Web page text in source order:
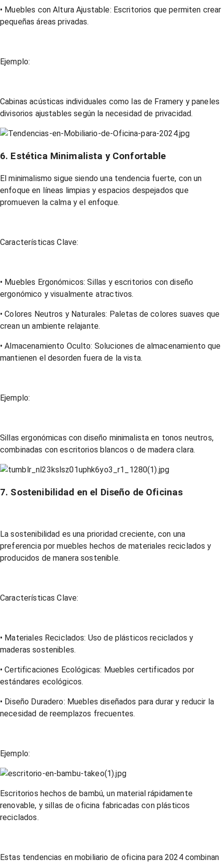
• Muebles con Altura Ajustable: Escritorios que permiten crear
pequeñas áreas privadas.
Ejemplo:
Cabinas acústicas individuales como las de Framery y paneles
divisorios ajustables según la necesidad de privacidad.
6. Estética Minimalista y Confortable
El minimalismo sigue siendo una tendencia fuerte, con un
enfoque en líneas limpias y espacios despejados que
promueven la calma y el enfoque.
Características Clave:
• Muebles Ergonómicos: Sillas y escritorios con diseño
ergonómico y visualmente atractivos.
• Colores Neutros y Naturales: Paletas de colores suaves que
crean un ambiente relajante.
• Almacenamiento Oculto: Soluciones de almacenamiento que
mantienen el desorden fuera de la vista.
Ejemplo:
Sillas ergonómicas con diseño minimalista en tonos neutros,
combinadas con escritorios blancos o de madera clara.
7. Sostenibilidad en el Diseño de Oficinas
La sostenibilidad es una prioridad creciente, con una
preferencia por muebles hechos de materiales reciclados y
producidos de manera sostenible.
Características Clave:
• Materiales Reciclados: Uso de plásticos reciclados y
maderas sostenibles.
• Certificaciones Ecológicas: Muebles certificados por
estándares ecológicos.
• Diseño Duradero: Muebles diseñados para durar y reducir la
necesidad de reemplazos frecuentes.
Ejemplo:
Escritorios hechos de bambú, un material rápidamente
renovable, y sillas de oficina fabricadas con plásticos
reciclados.
Estas tendencias en mobiliario de oficina para 2024 combinan